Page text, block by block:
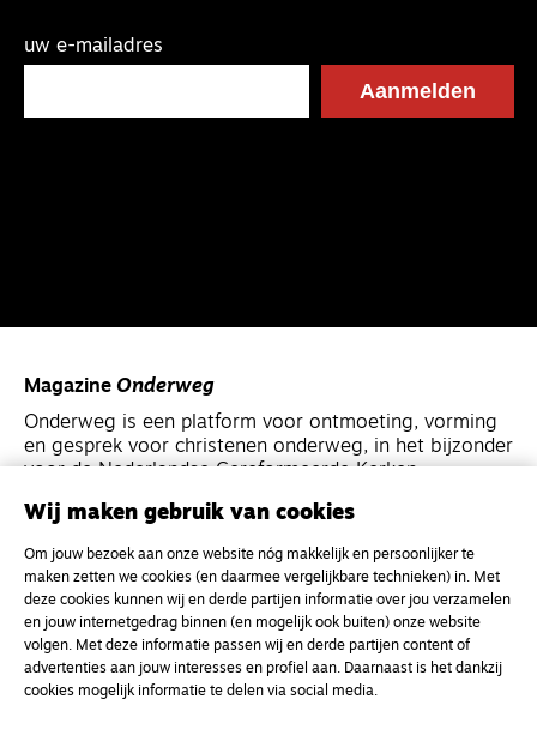
uw e-mailadres
Magazine Onderweg
Onderweg is een platform voor ontmoeting, vorming
en gesprek voor christenen onderweg, in het bijzonder
voor de Nederlandse Gereformeerde Kerken.
Kvk-nummer 33277063
NL46 INGB 0117 5827 86
info@onderwegonline.nl
Wij maken gebruik van cookies
Om jouw bezoek aan onze website nóg makkelijk en persoonlijker te
maken zetten we cookies (en daarmee vergelijkbare technieken) in. Met
deze cookies kunnen wij en derde partijen informatie over jou verzamelen
en jouw internetgedrag binnen (en mogelijk ook buiten) onze website
volgen. Met deze informatie passen wij en derde partijen content of
advertenties aan jouw interesses en profiel aan. Daarnaast is het dankzij
cookies mogelijk informatie te delen via social media.